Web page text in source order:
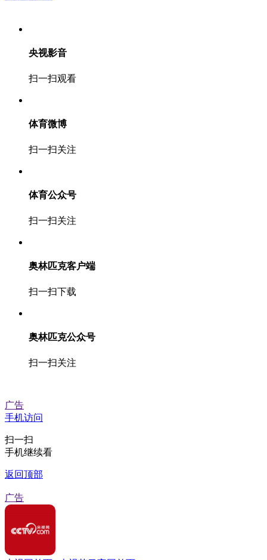
央视影音
扫一扫观看
体育微博
扫一扫关注
体育公众号
扫一扫关注
奥林匹克客户端
扫一扫下载
奥林匹克公众号
扫一扫关注
广告
手机访问
扫一扫
手机继续看
返回顶部
广告